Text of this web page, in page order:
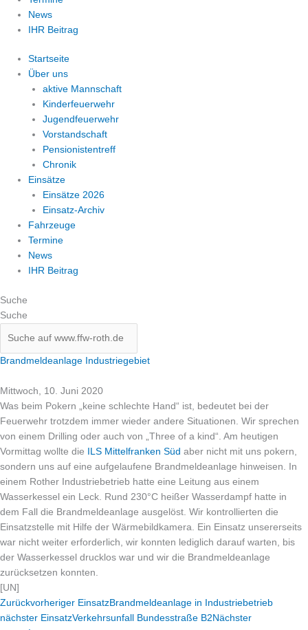
News
IHR Beitrag
Startseite
Über uns
aktive Mannschaft
Kinderfeuerwehr
Jugendfeuerwehr
Vorstandschaft
Pensionistentreff
Chronik
Einsätze
Einsätze 2026
Einsatz-Archiv
Fahrzeuge
Termine
News
IHR Beitrag
Suche
Suche
Brandmeldeanlage Industriegebiet
Mittwoch, 10. Juni 2020
Was beim Pokern „keine schlechte Hand“ ist, bedeutet bei der
Feuerwehr trotzdem immer wieder andere Situationen. Wir sprechen
von einem Drilling oder auch von „Three of a kind“. Am heutigen
Vormittag wollte die
ILS Mittelfranken Süd aber nicht mit uns pokern,
sondern uns auf eine aufgelaufene Brandmeldeanlage hinweisen. In
einem Rother Industriebetrieb hatte eine Leitung aus einem
Wasserkessel ein Leck. Rund 230°C heißer Wasserdampf hatte in
dem Fall die Brandmeldeanlage ausgelöst. Wir kontrollierten die
Einsatzstelle mit Hilfe der Wärmebildkamera. Ein Einsatz unsererseits
war nicht weiter erforderlich, wir konnten lediglich darauf warten, bis
der Wasserkessel drucklos war und wir die Brandmeldeanlage
zurücksetzen konnten.
[UN]
Zurückvorheriger EinsatzBrandmeldeanlage in Industriebetrieb
nächster EinsatzVerkehrsunfall Bundesstraße B2 Nächster